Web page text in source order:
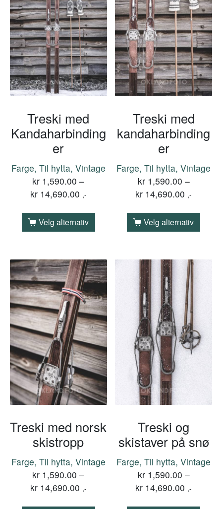
Treski med
Kandaharbinding
er
Farge, Til hytta, Vintage
kr 1,590.00 –
kr14,690.00 ,-
Velg alternativ
Treski med
kandaharbinding
er
Farge, Til hytta, Vintage
kr1,590.00 –
kr 14,690.00 ,-
Velg alternativ
Treski med norsk
skistropp
Farge, Til hytta, Vintage
kr 1,590.00 –
kr14,690.00 ,-
Treski og
skistaver på snø
Farge, Til hytta, Vintage
kr1,590.00 –
kr 14,690.00 ,-